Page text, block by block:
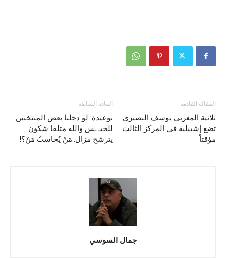
المادة السابقة
بوعيدة: لو دخلنا بعض المنتخبين
للحبـ ـس والله متلقا شكون
يترشح مزال..مَنْ يُحاسبُ مَنْ؟!
المقالة القادمة
ثلاثية المغربي يوسف النصيري
تضع إشبيلية في المركز الثالث
مؤقتاً
جمال السوسي